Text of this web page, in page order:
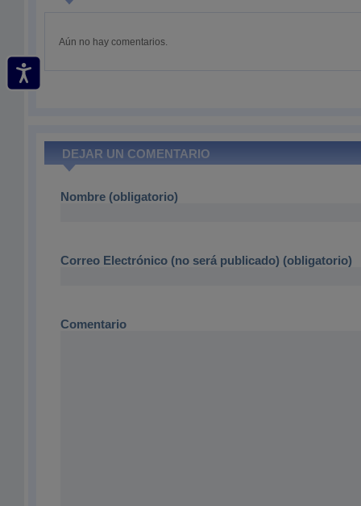
Aún no hay comentarios.
DEJAR UN COMENTARIO
Nombre (obligatorio)
Correo Electrónico (no será publicado) (obligatorio)
Comentario